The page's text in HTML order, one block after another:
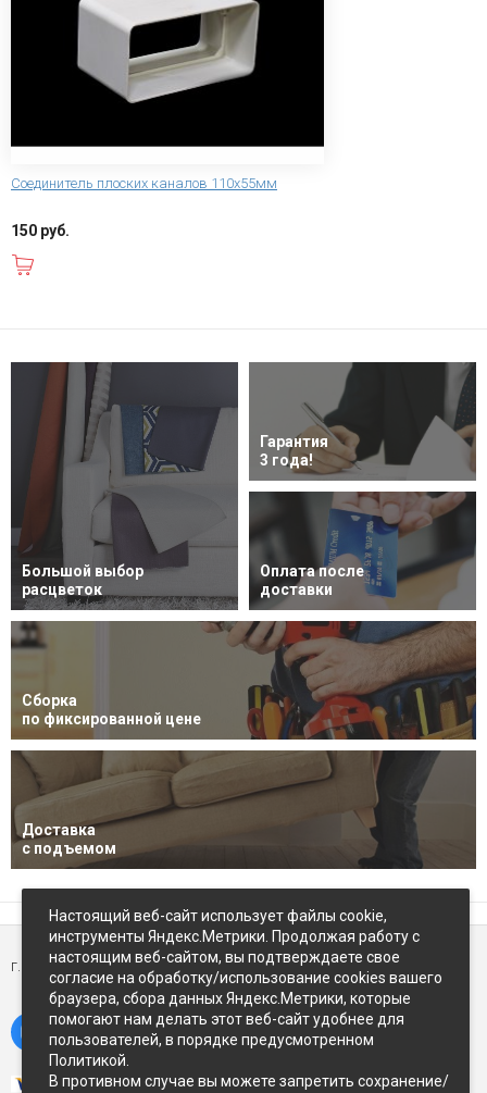
Соединитель плоских каналов 110х55мм
150 руб.
Большой выбор
расцветок
Гарантия
3 года!
Оплата после
доставки
Сборка
по фиксированной цене
Доставка
с подъемом
г. Петропавловск-Камчатский,ул Восточное-шоссе, д.5
Настоящий веб-сайт использует файлы cookie,
инструменты Яндекс.Метрики. Продолжая работу с
настоящим веб-сайтом, вы подтверждаете свое
согласие на обработку/использование cookies вашего
браузера, сбора данных Яндекс.Метрики, которые
помогают нам делать этот веб-сайт удобнее для
пользователей, в порядке предусмотренном
Политикой.
В противном случае вы можете запретить сохранение/